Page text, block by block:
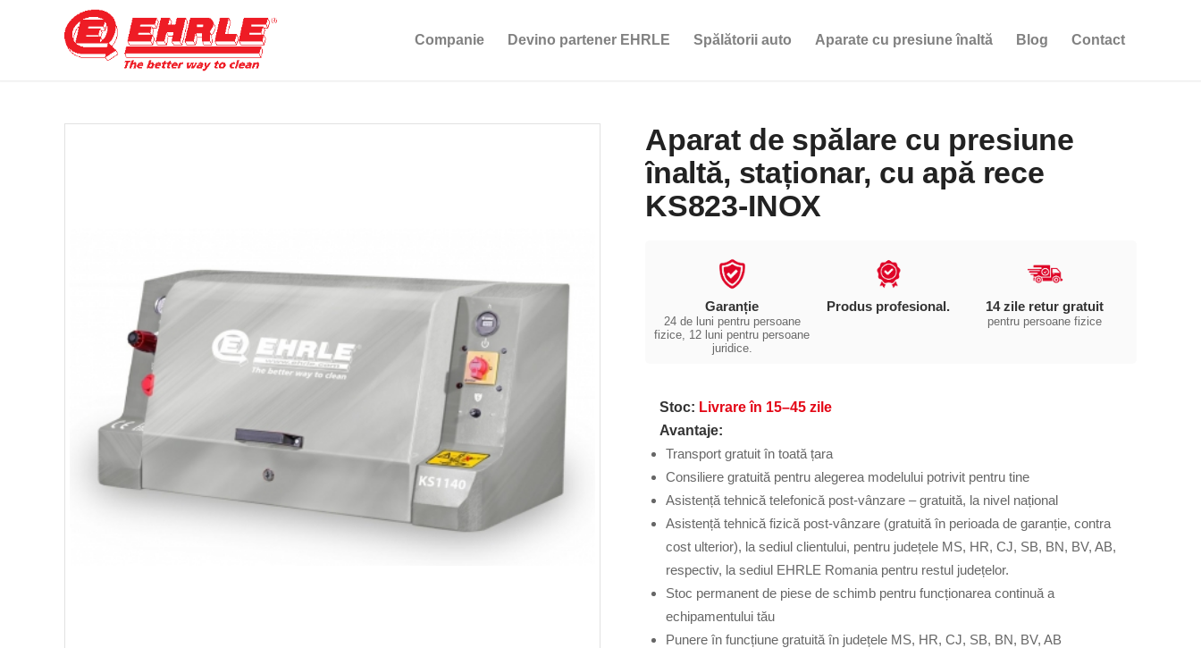
Companie Devino partener EHRLE Spălătorii auto Aparate cu presiune înaltă Blog Contact
Aparat de spălare cu presiune
înaltă, staționar, cu apă rece
KS823-INOX
Garanție
24 de luni pentru persoane
fizice, 12 luni pentru persoane
juridice.
Produs profesional. 14 zile retur gratuit
pentru persoane fizice
Stoc: Livrare în 15–45 zile
Avantaje:
Transport gratuit în toată țara
Consiliere gratuită pentru alegerea modelului potrivit pentru tine
Asistență tehnică telefonică post-vânzare – gratuită, la nivel național
Asistență tehnică fizică post-vânzare (gratuită în perioada de garanție, contra
cost ulterior), la sediul clientului, pentru județele MS, HR, CJ, SB, BN, BV, AB,
respectiv, la sediul EHRLE Romania pentru restul județelor.
Stoc permanent de piese de schimb pentru funcționarea continuă a
echipamentului tău
Punere în funcțiune gratuită în județele MS, HR, CJ, SB, BN, BV, AB